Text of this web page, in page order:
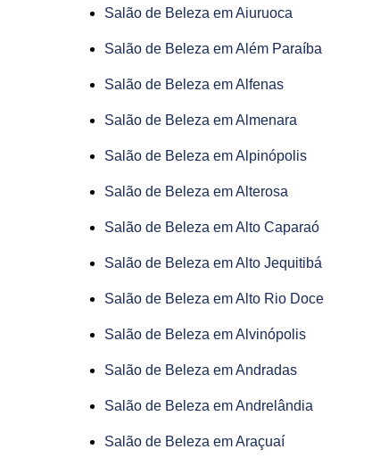
Salão de Beleza em Aiuruoca
Salão de Beleza em Além Paraíba
Salão de Beleza em Alfenas
Salão de Beleza em Almenara
Salão de Beleza em Alpinópolis
Salão de Beleza em Alterosa
Salão de Beleza em Alto Caparaó
Salão de Beleza em Alto Jequitibá
Salão de Beleza em Alto Rio Doce
Salão de Beleza em Alvinópolis
Salão de Beleza em Andradas
Salão de Beleza em Andrelândia
Salão de Beleza em Araçuaí